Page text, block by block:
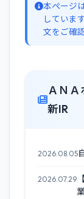
本ページ
していま
文をご確
ＡＮ
新IR
2026.08.05
2026.07.29